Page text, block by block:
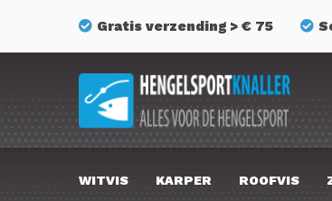
Gratis verzending > € 75
WITVIS KARPER ROOFVIS